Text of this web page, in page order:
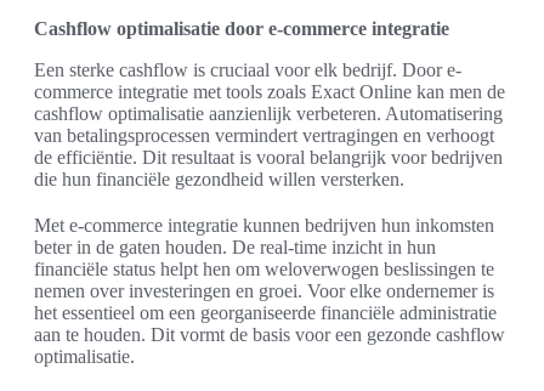
Cashflow optimalisatie door e-commerce integratie
Een sterke cashflow is cruciaal voor elk bedrijf. Door e-
commerce integratie met tools zoals Exact Online kan men de
cashflow optimalisatie aanzienlijk verbeteren. Automatisering
van betalingsprocessen vermindert vertragingen en verhoogt
de efficiëntie. Dit resultaat is vooral belangrijk voor bedrijven
die hun financiële gezondheid willen versterken.
Met e-commerce integratie kunnen bedrijven hun inkomsten
beter in de gaten houden. De real-time inzicht in hun
financiële status helpt hen om weloverwogen beslissingen te
nemen over investeringen en groei. Voor elke ondernemer is
het essentieel om een georganiseerde financiële administratie
aan te houden. Dit vormt de basis voor een gezonde cashflow
optimalisatie.